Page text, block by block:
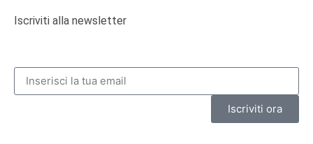
Iscriviti alla newsletter
Iscriviti ora